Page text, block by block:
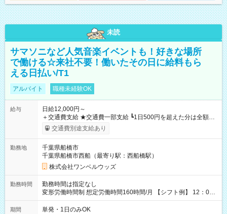
未読
サマソニなど人気音楽イベントも！好きな場所
で働ける☆来社不要！働いたその日に給料もら
える日払い/T1
アルバイト 職種未経験OK
給与
日給12,000円～
＋交通費支給 ★交通費一部支給 ┗1日500円を超えた分は全額支
給！ ※往復500円以内の方は自己負担となります ★日払いOK！
（規定あり） ┗働いたその日に現金GET♪ お仕事後はコンビニ
なし
交通費別途支給あり
勤務地
千葉県船橋市
千葉県船橋市西船（最寄り駅：西船橋駅）
株式会社ワンベルウッズ
勤務時間
勤務時間は指定なし
変形労働時間制 想定労働時間160時間/月 【シフト例】 12：00
～22：00
期間 単発・1日のみOK